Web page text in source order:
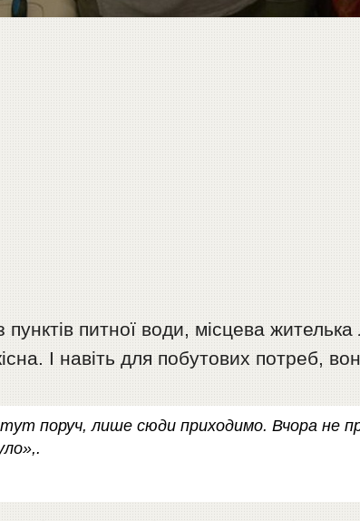
питної води, місцева
І навіть для побутових потреб,
поруч, лише сюди приходимо. Вчора не
.